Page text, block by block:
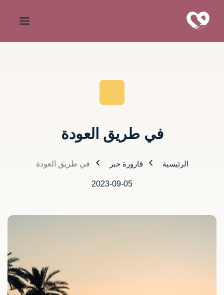
في طريق العودة
الرئيسية قارورة حبر في طريق العودة
2023-09-05